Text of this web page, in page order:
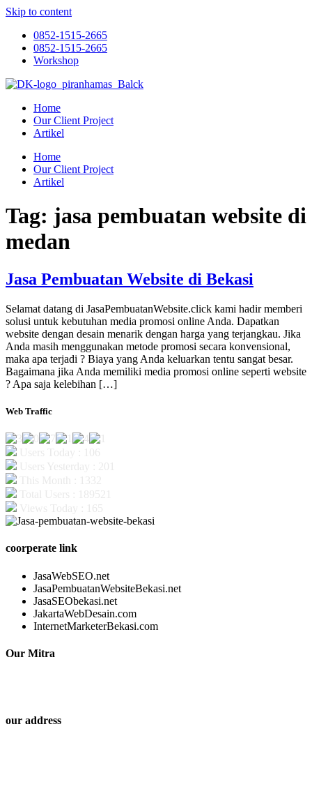
Skip to content
0852-1515-2665
0852-1515-2665
Workshop
Home
Our Client Project
Artikel
Home
Our Client Project
Artikel
Tag: jasa pembuatan website di
medan
Jasa Pembuatan Website di Bekasi
Selamat datang di JasaPembuatanWebsite.click kami hadir memberi
solusi untuk kebutuhan media promosi online Anda. Dapatkan
website dengan desain menarik dengan harga yang terjangkau. Jika
Anda masih menggunakan metode promosi secara konvensional,
maka apa terjadi ? Biaya yang Anda keluarkan tentu sangat besar.
Bagaimana jika Anda memiliki media promosi online seperti website
? Apa saja kelebihan […]
Web Traffic
coorperate link
JasaWebSEO.net
JasaPembuatanWebsiteBekasi.net
JasaSEObekasi.net
JakartaWebDesain.com
InternetMarketerBekasi.com
Our Mitra
our address